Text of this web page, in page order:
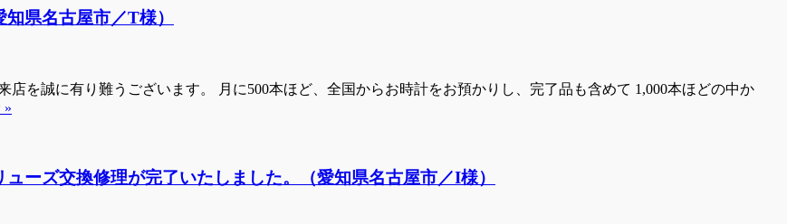
県名古屋市／T様）
を誠に有り難うございます。 月に500本ほど、全国からお時計をお預かりし、完了品も含めて 1,000本ほどの中か
»
ーズ交換修理が完了いたしました。（愛知県名古屋市／I様）